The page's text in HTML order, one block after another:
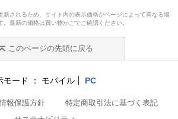
新されるため、サイト内の表示価格がページによって異なる場
。最新の価格は買い物かごでご確認ください。
このページの先頭に戻る
モード モバイル PC
報保護方針
特定商取引法に基づく表記